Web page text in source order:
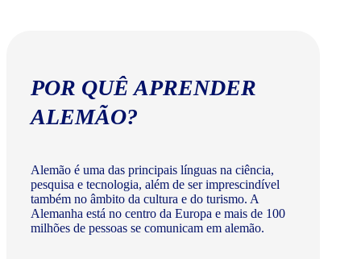
POR QUÊ APRENDER
ALEMÃO?
Alemão é uma das principais línguas na ciência,
pesquisa e tecnologia, além de ser imprescindível
também no âmbito da cultura e do turismo. A
Alemanha está no centro da Europa e mais de 100
milhões de pessoas se comunicam em alemão.